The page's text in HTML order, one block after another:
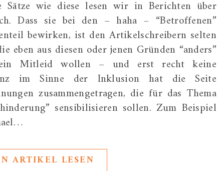
Sätze wie diese lesen wir in Berichten über
Dass sie bei den – haha – “Betroffenen”
bewirken, ist den Artikelschreibern selten
eben aus diesen oder jenen Gründen “anders”
Mitleid wollen – und erst recht keine
im Sinne der Inklusion hat die Seite
zusammengetragen, die für das Thema
sensibilisieren sollen. Zum Beispiel
ARTIKEL LESEN